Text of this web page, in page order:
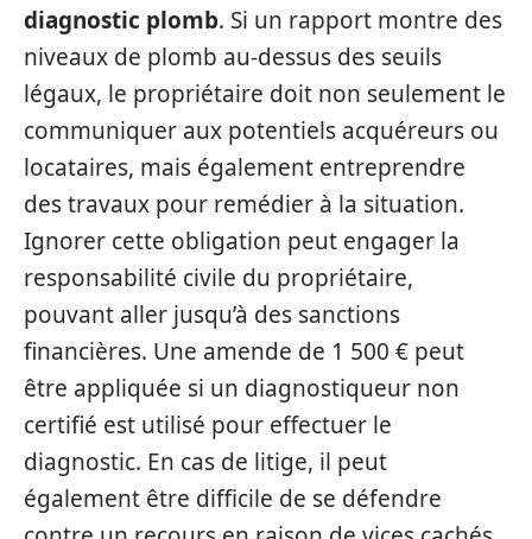
diagnostic plomb. Si un rapport montre des
niveaux de plomb au-dessus des seuils
légaux, le propriétaire doit non seulement le
communiquer aux potentiels acquéreurs ou
locataires, mais également entreprendre
des travaux pour remédier à la situation.
Ignorer cette obligation peut engager la
responsabilité civile du propriétaire,
pouvant aller jusqu’à des sanctions
financières. Une amende de 1 500 € peut
être appliquée si un diagnostiqueur non
certifié est utilisé pour effectuer le
diagnostic. En cas de litige, il peut
également être difficile de se défendre